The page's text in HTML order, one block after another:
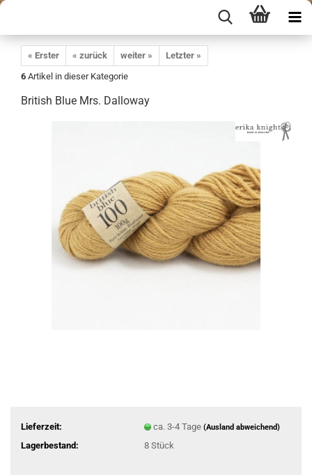
« Erster « zurück weiter »
Letzter »
6 Artikel in dieser Kategorie
British Blue Mrs. Dalloway
Lieferzeit: ca. 3-4 Tage (Ausland abweichend)
Lagerbestand: 8 Stück